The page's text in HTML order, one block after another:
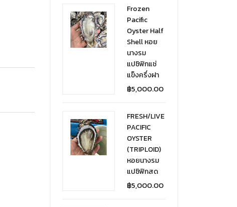
Frozen
Pacific
Oyster Half
Shell หอย
นางรม
แปซิฟิกแช่
แข็งครึ่งฝา
฿5,000.00
FRESH/LIVE
PACIFIC
OYSTER
(TRIPLOID)
หอยนางรม
แปซิฟิกสด
฿5,000.00